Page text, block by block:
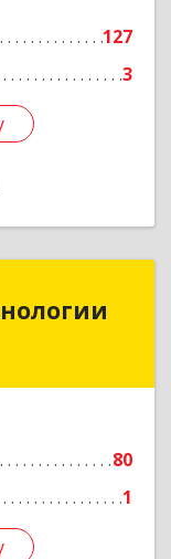
127
3
80
1